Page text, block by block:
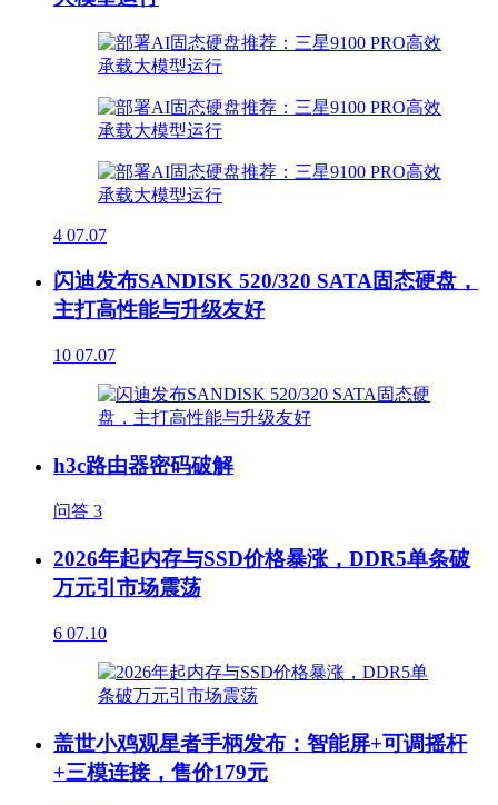
4 07.07
闪迪发布SANDISK 520/320 SATA固态硬盘，
主打高性能与升级友好
10 07.07
h3c路由器密码破解
问答 3
2026年起内存与SSD价格暴涨，DDR5单条破
万元引市场震荡
6 07.10
盖世小鸡观星者手柄发布：智能屏+可调摇杆
+三模连接，售价179元